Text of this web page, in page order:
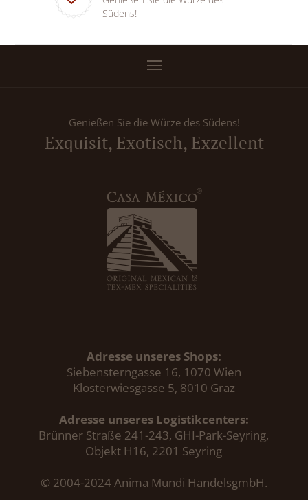
Südens!
Genießen Sie die Würze des Südens!
Exquisit, Exotisch, Exzellent
Adresse unseres Shops:
Siebensterngasse 16, 1070 Wien
Klosterwiesgasse 5, 8010 Graz
Adresse unseres Logistikcenters:
Brünner Straße 241-243, GHI-Park-Seyring,
Objekt H16, 2201 Seyring
© 2004-2024 Anima Mundi HandelsgmbH.